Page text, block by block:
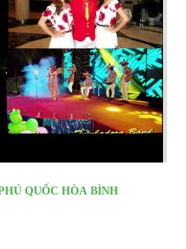
QUỐC HÒA BÌNH
END...